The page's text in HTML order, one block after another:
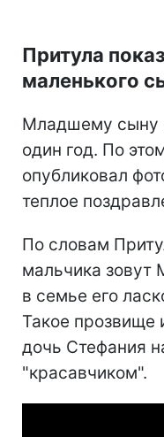
Притула
маленького
Младшему сыну
один год. По
опубликовал
теплое
По словам
мальчика зовут
в семье его
Такое прозвище
дочь Стефания
"красавчиком".